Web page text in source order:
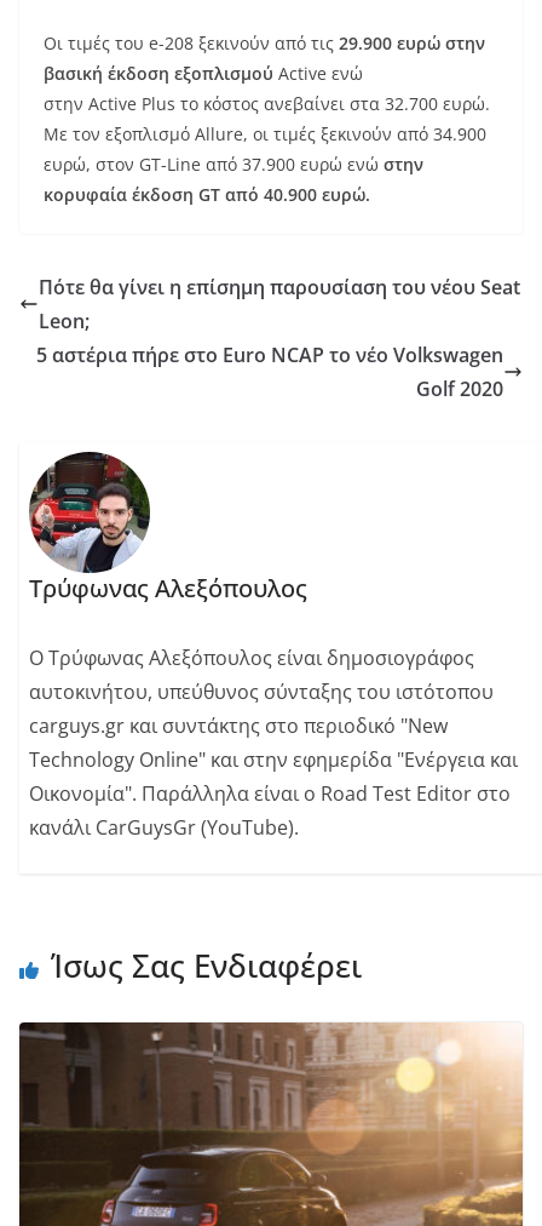
Οι τιμές του e-208 ξεκινούν από τις 29.900 ευρώ στην
βασική έκδοση εξοπλισμού Active ενώ
στην Active Plus το κόστος ανεβαίνει στα 32.700 ευρώ.
Με τον εξοπλισμό Allure, οι τιμές ξεκινούν από 34.900
ευρώ, στον GT-Line από 37.900 ευρώ ενώ στην
κορυφαία έκδοση GT από 40.900 ευρώ.
Πότε θα γίνει η επίσημη παρουσίαση του νέου Seat
Leon;
5 αστέρια πήρε στο Euro NCAP το νέο Volkswagen
Golf 2020
Τρύφωνας Αλεξόπουλος
Ο Τρύφωνας Αλεξόπουλος είναι δημοσιογράφος
αυτοκινήτου, υπεύθυνος σύνταξης του ιστότοπου
carguys.gr και συντάκτης στο περιοδικό "New
Technology Online" και στην εφημερίδα "Ενέργεια και
Οικονομία". Παράλληλα είναι o Road Test Editor στο
κανάλι CarGuysGr (YouTube).
Ίσως Σας Ενδιαφέρει